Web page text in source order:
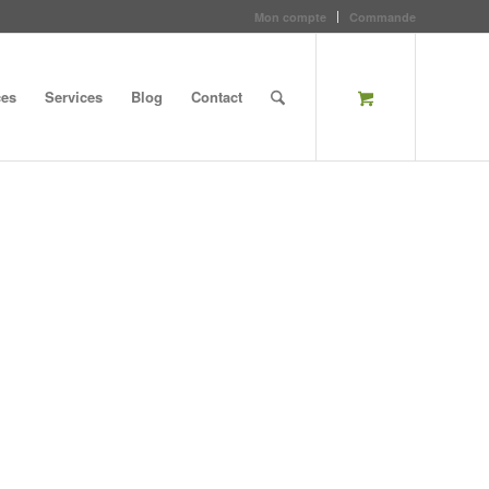
Mon compte Commande
Services Blog Contact